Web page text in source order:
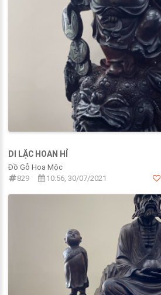
DI LẶC HOAN HỈ
Đồ Gỗ Hoa Mộc
829
10:56, 30/07/2021